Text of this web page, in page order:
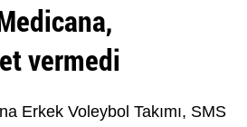
vermedi
Erkek Voleybol Takımı, SMS